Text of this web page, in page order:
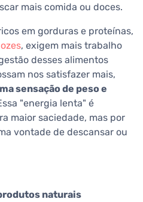
mais comida ou doces.
em gorduras e proteínas,
, exigem mais trabalho
desses alimentos
nos satisfazer mais,
sensação de peso e
"energia lenta" é
maior saciedade, mas por
vontade de descansar ou
naturais